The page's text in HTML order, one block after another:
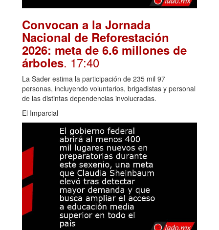
Convocan a la Jornada
Nacional de Reforestación
2026: meta de 6.6 millones de
árboles. 17:40
La Sader estima la participación de 235 mil 97
personas, incluyendo voluntarios, brigadistas y personal
de las distintas dependencias involucradas.
El Imparcial